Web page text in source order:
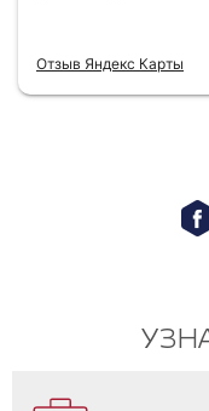
Отзыв Яндекс Карты